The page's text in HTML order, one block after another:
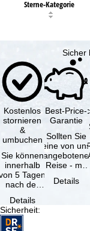
Sterne-Kategorie
Sicher
Kostenlos
stornieren
&
umbuchen
Sie können
innerhalb
5 Tagen
nach der
kostenfrei
…
Details
Best-Price-
Garantie
Sollten Sie
eine von uns
angebotene
Reise - mit
Verfügbarkeit
Details
Sicherheit: